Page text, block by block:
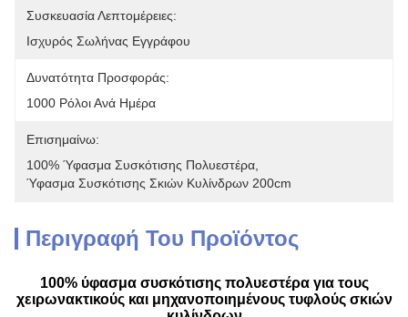
Συσκευασία Λεπτομέρειες:
Ισχυρός Σωλήνας Εγγράφου
Δυνατότητα Προσφοράς:
1000 Ρόλοι Ανά Ημέρα
Επισημαίνω:
100% Ύφασμα Συσκότισης Πολυεστέρα
Ύφασμα Συσκότισης Σκιών Κυλίνδρων 200cm
Περιγραφή Του Προϊόντος
100% ύφασμα συσκότισης πολυεστέρα για τους
χειρωνακτικούς και μηχανοποιημένους τυφλούς σκιών